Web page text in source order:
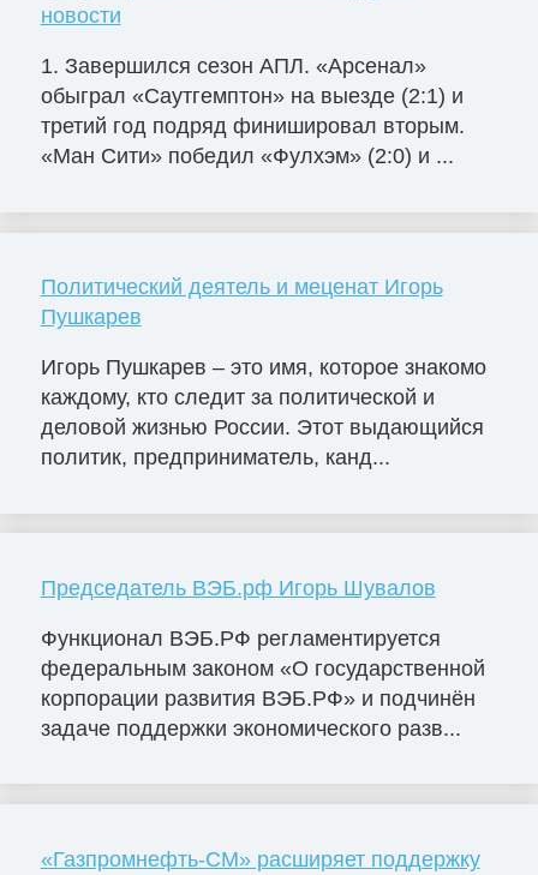
новости
1. Завершился сезон АПЛ. «Арсенал»
обыграл «Саутгемптон» на выезде (2:1) и
третий год подряд финишировал вторым.
«Ман Сити» победил «Фулхэм» (2:0) и ...
Политический деятель и меценат Игорь
Пушкарев
Игорь Пушкарев – это имя, которое знакомо
каждому, кто следит за политической и
деловой жизнью России. Этот выдающийся
политик, предприниматель, канд...
Председатель ВЭБ.рф Игорь Шувалов
Функционал ВЭБ.РФ регламентируется
федеральным законом «О государственной
корпорации развития ВЭБ.РФ» и подчинён
задаче поддержки экономического разв...
«Газпромнефть-СМ» расширяет поддержку